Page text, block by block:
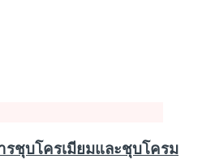
รชุบโครเมียมและชุบโครม